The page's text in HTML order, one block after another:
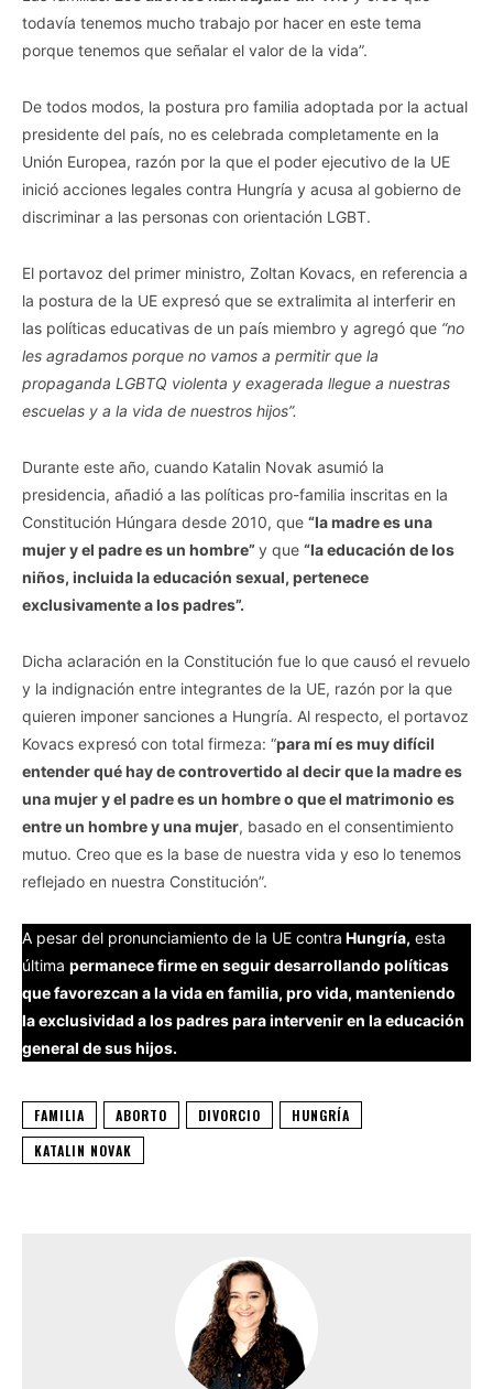
todavía tenemos mucho trabajo por hacer en este tema
porque tenemos que señalar el valor de la vida”.
De todos modos, la postura pro familia adoptada por la actual
presidente del país, no es celebrada completamente en la
Unión Europea, razón por la que el poder ejecutivo de la UE
inició acciones legales contra Hungría y acusa al gobierno de
discriminar a las personas con orientación LGBT.
El portavoz del primer ministro, Zoltan Kovacs, en referencia a
la postura de la UE expresó que se extralimita al interferir en
las políticas educativas de un país miembro y agregó que “no
les agradamos porque no vamos a permitir que la
propaganda LGBTQ violenta y exagerada llegue a nuestras
escuelas y a la vida de nuestros hijos”.
Durante este año, cuando Katalin Novak asumió la
presidencia, añadió a las políticas pro-familia inscritas en la
Constitución Húngara desde 2010, que “la madre es una
mujer y el padre es un hombre” y que “la educación de los
niños, incluida la educación sexual, pertenece
exclusivamente a los padres”.
Dicha aclaración en la Constitución fue lo que causó el revuelo
y la indignación entre integrantes de la UE, razón por la que
quieren imponer sanciones a Hungría. Al respecto, el portavoz
Kovacs expresó con total firmeza: “para mí es muy difícil
entender qué hay de controvertido al decir que la madre es
una mujer y el padre es un hombre o que el matrimonio es
entre un hombre y una mujer, basado en el consentimiento
mutuo. Creo que es la base de nuestra vida y eso lo tenemos
reflejado en nuestra Constitución”.
A pesar del pronunciamiento de la UE contra Hungría, esta
última permanece firme en seguir desarrollando políticas
que favorezcan a la vida en familia, pro vida, manteniendo
la exclusividad a los padres para intervenir en la educación
general de sus hijos.
FAMILIA ABORTO DIVORCIO
HUNGRÍA
KATALIN NOVAK